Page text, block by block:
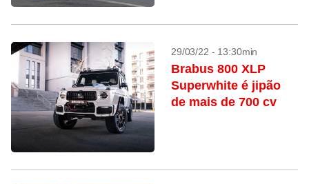
29/03/22 - 13:30min
Brabus 800 XLP
Superwhite é jipão
de mais de 700 cv